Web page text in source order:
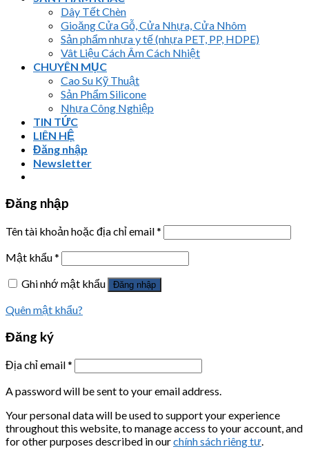
Dây Tết Chèn
Gioăng Cửa Gỗ, Cửa Nhựa, Cửa Nhôm
Sản phẩm nhựa y tế (nhựa PET, PP, HDPE)
Vât Liệu Cách Âm Cách Nhiệt
CHUYÊN MỤC
Cao Su Kỹ Thuật
Sản Phẩm Silicone
Nhựa Công Nghiệp
TIN TỨC
LIÊN HỆ
Đăng nhập
Newsletter
Đăng nhập
Tên tài khoản hoặc địa chỉ email*
Mật khẩu*
Ghi nhớ mật khẩu
Đăng nhập
Quên mật khẩu?
Đăng ký
Địa chỉ email*
A password will be sent to your email address.
Your personal data will be used to support your experience
throughout this website, to manage access to your account, and
for other purposes described in ourchính sách riêng tư.